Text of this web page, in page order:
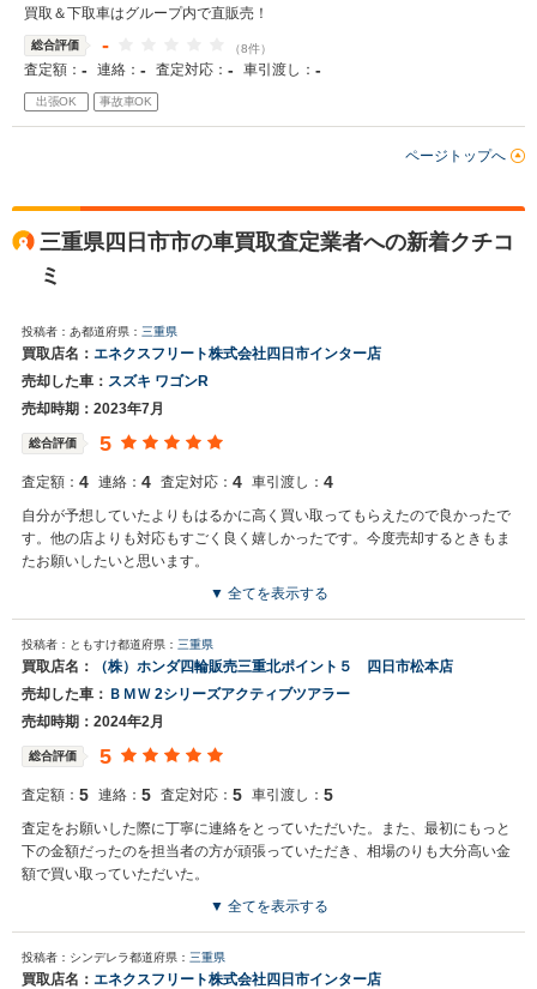
買取＆下取車はグループ内で直販売！
総合評価 - （8件）
査定額： - 連絡： - 査定対応： - 車引渡し： -
出張OK 事故車OK
ページトップへ
三重県四日市市の車買取査定業者への新着クチコ
ミ
投稿者：あ都道府県： 三重県
買取店名： エネクスフリート株式会社四日市インター店
売却した車： スズキ ワゴンR
売却時期：2023年7月
総合評価 5
査定額： 4 連絡： 4 査定対応： 4 車引渡し： 4
自分が予想していたよりもはるかに高く買い取ってもらえたので良かったで
す。他の店よりも対応もすごく良く嬉しかったです。今度売却するときもま
たお願いしたいと思います。
▼ 全てを表示する
投稿者：ともすけ都道府県： 三重県
買取店名：
（株）ホンダ四輪販売三重北ポイント５ 四日市松本店
売却した車： ＢＭＷ 2シリーズアクティブツアラー
売却時期：2024年2月
総合評価 5
査定額： 5 連絡： 5 査定対応： 5 車引渡し： 5
査定をお願いした際に丁寧に連絡をとっていただいた。また、最初にもっと
下の金額だったのを担当者の方が頑張っていただき、相場のりも大分高い金
額で買い取っていただいた。
▼ 全てを表示する
投稿者：シンデレラ都道府県： 三重県
買取店名： エネクスフリート株式会社四日市インター店